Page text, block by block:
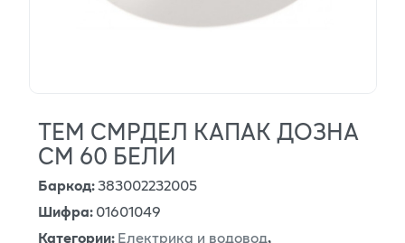
ТЕМ СМРДЕЛ КАПАК ДОЗНА
СМ 60 БЕЛИ
Баркод:383002232005
Шифра:01601049
Категории:Електрика и водовод,